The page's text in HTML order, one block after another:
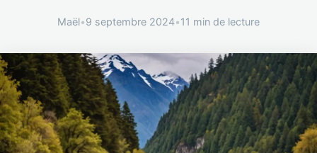
Maël•9 septembre 2024•11 min de lecture